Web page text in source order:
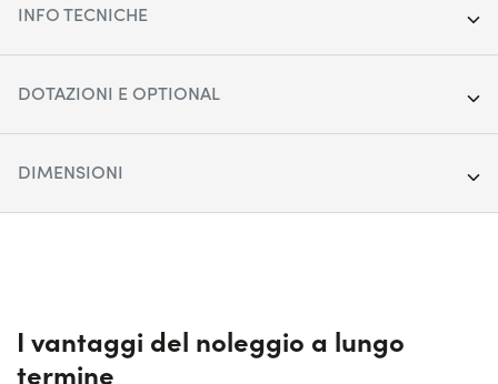
INFO TECNICHE
Segmento:
Cambio: Automatico
DOTAZIONI E OPTIONAL
Cruise control adattivo
DIMENSIONI
Altezza: 150 cm
I vantaggi del noleggio a lungo
termine